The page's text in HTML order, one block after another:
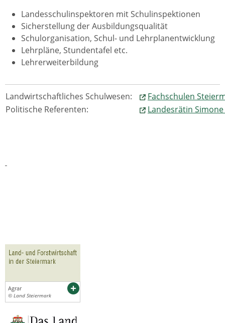
Landesschulinspektoren mit Schulinspektionen
Sicherstellung der Ausbildungsqualität
Schulorganisation, Schul- und Lehrplanentwicklung
Lehrpläne, Stundentafel etc.
Lehrerweiterbildung
Landwirtschaftliches Schulwesen:
Fachschulen
Politische Referenten:
Landesrätin
Agrar
© Land Steiermark